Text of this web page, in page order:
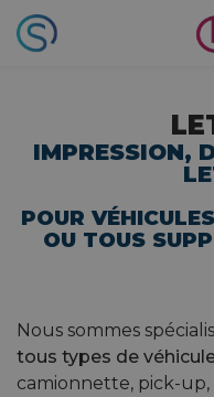
IMPRESSION,
POUR
OU TOUS
Nous sommes
tous types de
camionnette, pick-